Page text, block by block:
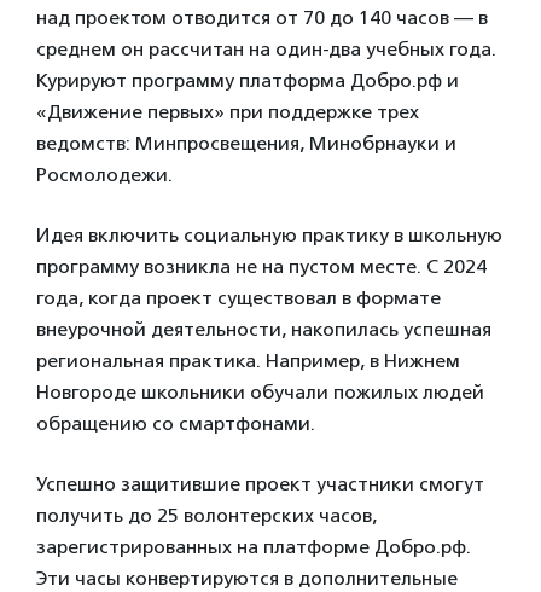
над проектом отводится от 70 до 140 часов — в
среднем он рассчитан на один-два учебных года.
Курируют программу платформа Добро.рф и
«Движение первых» при поддержке трех
ведомств: Минпросвещения, Минобрнауки и
Росмолодежи.
Идея включить социальную практику в школьную
программу возникла не на пустом месте. С 2024
года, когда проект существовал в формате
внеурочной деятельности, накопилась успешная
региональная практика. Например, в Нижнем
Новгороде школьники обучали пожилых людей
обращению со смартфонами.
Успешно защитившие проект участники смогут
получить до 25 волонтерских часов,
зарегистрированных на платформе Добро.рф.
Эти часы конвертируются в дополнительные